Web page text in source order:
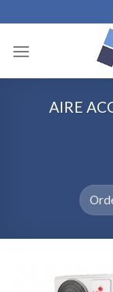
to
content
AIRE